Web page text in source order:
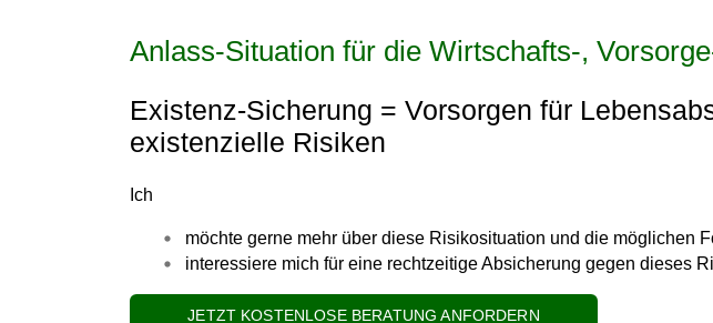
Anlass-Situation für die Wirtschafts-,
Existenz-Sicherung = Vorsorgen für
existenzielle Risiken
Ich
möchte gerne mehr über diese Risikosituation und die möglichen
interessiere mich für eine rechtzeitige Absicherung gegen dieses
JETZT KOSTENLOSE BERATUNG ANFORDERN